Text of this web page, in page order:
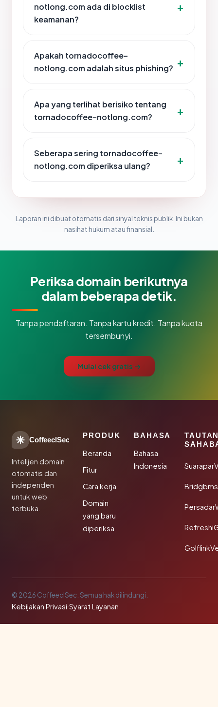
notlong.com ada di blocklist
keamanan?
Apakah tornadocoffee-
notlong.com adalah situs phishing?
Apa yang terlihat berisiko tentang
tornadocoffee-notlong.com?
Seberapa sering tornadocoffee-
notlong.com diperiksa ulang?
Laporan ini dibuat otomatis dari sinyal teknis publik. Ini bukan
nasihat hukum atau finansial.
Periksa domain berikutnya
dalam beberapa detik.
Tanpa pendaftaran. Tanpa kartu kredit. Tanpa kuota
tersembunyi.
Mulai cek gratis →
CoffeeclSec
Intelijen domain
otomatis dan
independen
untuk web
terbuka.
PRODUK
Beranda
Fitur
Cara kerja
Domain
yang baru
diperiksa
BAHASA
Bahasa
Indonesia
© 2026 CoffeeclSec. Semua hak dilindungi.
Kebijakan Privasi·Syarat Layanan